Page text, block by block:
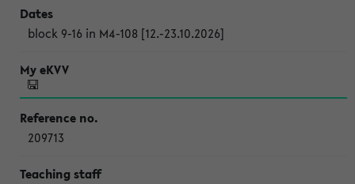
block 9-16 in M4-108 [12.-23.10.2026]
209713